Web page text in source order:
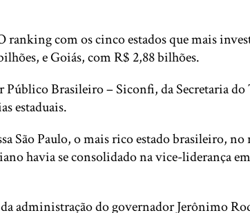
ranking com os cinco estados que mais
e Goiás, com R$ 2,88 bilhões.
Público Brasileiro – Siconfi, da Secretaria
estaduais.
São Paulo, o mais rico estado brasileiro,
havia se consolidado na vice-liderança
administração do governador Jerônimo